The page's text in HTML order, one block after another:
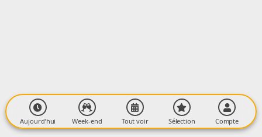
Aujourd’hui Week-end Tout voir Sélection Compte